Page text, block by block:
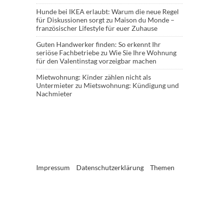
Hunde bei IKEA erlaubt: Warum die neue Regel
für Diskussionen sorgtzu Maison du Monde –
französischer Lifestyle für euer Zuhause
Guten Handwerker finden: So erkennt Ihr
seriöse Fachbetriebezu Wie Sie Ihre Wohnung
für den Valentinstag vorzeigbar machen
Mietwohnung: Kinder zählen nicht als
Untermieterzu Mietswohnung: Kündigung und
Nachmieter
Impressum Datenschutzerklärung Themen